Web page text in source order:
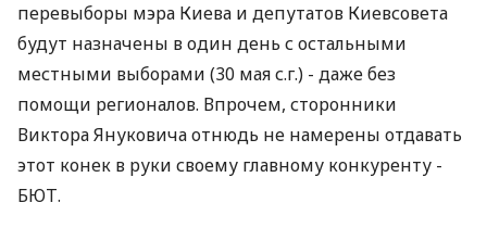
перевыборы мэра Киева и депутатов Киевсовета
будут назначены в один день с остальными
местными выборами (30 мая с.г.) - даже без
помощи регионалов. Впрочем, сторонники
Виктора Януковича отнюдь не намерены отдавать
этот конек в руки своему главному конкуренту -
БЮТ.